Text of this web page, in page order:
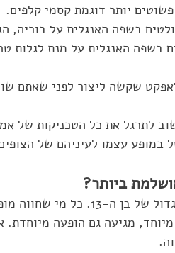
יותר דוגמת קסמי קלפים.
בשפה האנגלית על בוריה,
בשפה האנגלית על מנת לגלות
שקשה ליצור לפני שאתם
לתרגל את כל הטכניקות של
במופע עצמו לעיניהם של
ביותר?
אמן חושים לבר מצווה הוא הבחירה המושלמת ליום הגדול
מגיעה גם הופעה מיוחדת.